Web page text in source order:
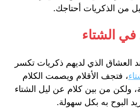
من الذكريات أحتاجك.
في الشتاء
العشاق الذي لديهم ذكريات تكسر
، فتجف الأقلام ويصمت الكلام
ولكن من بين كلام عن ليل الشتاء
البوح به بكل سهولة.